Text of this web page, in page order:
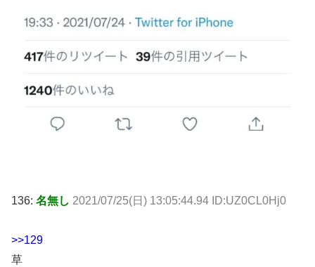
136: 名無し 2021/07/25(日) 13:05:44.94 ID:UZ0CL0Hj0
>>129
草